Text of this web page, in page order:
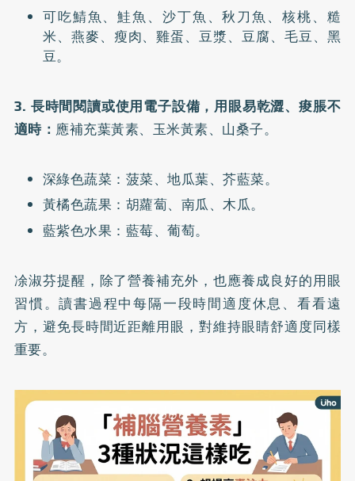
可吃鯖魚、鮭魚、沙丁魚、秋刀魚、核桃、糙
米、燕麥、瘦肉、雞蛋、豆漿、豆腐、毛豆、黑
豆。
3. 長時間閱讀或使用電子設備，用眼易乾澀、痠脹不
適時： 應補充葉黃素、玉米黃素、山桑子。
深綠色蔬菜：菠菜、地瓜葉、芥藍菜。
黃橘色蔬果：胡蘿蔔、南瓜、木瓜。
藍紫色水果：藍莓、葡萄。
凃淑芬提醒，除了營養補充外，也應養成良好的用眼
習慣。讀書過程中每隔一段時間適度休息、看看遠
方，避免長時間近距離用眼，對維持眼睛舒適度同樣
重要。